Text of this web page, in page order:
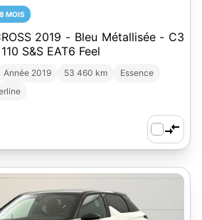
MOIS
2019 - Bleu Métallisée - C3
S&S EAT6 Feel
Année 2019 53 460 km
Essence